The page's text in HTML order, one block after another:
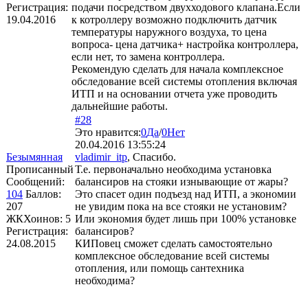
Регистрация:
19.04.2016
подачи посредством двухходового клапана.Если
к котроллеру возможно подключить датчик
температуры наружного воздуха, то цена
вопроса- цена датчика+ настройка контроллера,
если нет, то замена контроллера.
Рекомендую сделать для начала комплексное
обследование всей системы отопления включая
ИТП и на основании отчета уже проводить
дальнейшие работы.
Безымянная
Прописанный
Сообщений:
104 Баллов:
207
ЖКХоинов: 5
Регистрация:
24.08.2015
#28
Это нравится:0Да/0Нет
20.04.2016 13:55:24
vladimir_itp, Спасибо.
Т.е. первоначально необходима установка
балансиров на стояки изнывающие от жары?
Это спасет один подъезд над ИТП, а экономии
не увидим пока на все стояки не установим?
Или экономия будет лишь при 100% установке
балансиров?
КИПовец сможет сделать самостоятельно
комплексное обследование всей системы
отопления, или помощь сантехника
необходима?